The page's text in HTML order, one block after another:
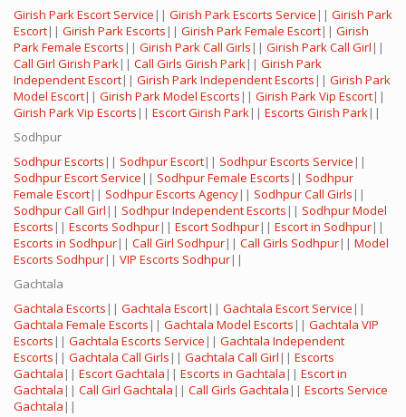
Girish Park Escort Service || Girish Park Escorts Service || Girish Park
Escort|| Girish Park Escorts || Girish Park Female Escort|| Girish
Park Female Escorts || Girish Park Call Girls || Girish Park Call Girl ||
Call Girl Girish Park|| Call Girls Girish Park|| Girish Park
Independent Escort|| Girish Park Independent Escorts || Girish Park
Model Escort|| Girish Park Model Escorts || Girish Park Vip Escort||
Girish Park Vip Escorts || Escort Girish Park|| Escorts Girish Park||
Sodhpur
Sodhpur Escorts || Sodhpur Escort|| Sodhpur Escorts Service ||
Sodhpur Escort Service || Sodhpur Female Escorts || Sodhpur
Female Escort|| Sodhpur Escorts Agency|| Sodhpur Call Girls ||
Sodhpur Call Girl || Sodhpur Independent Escorts || Sodhpur Model
Escorts || Escorts Sodhpur|| Escort Sodhpur|| Escort in Sodhpur||
Escorts in Sodhpur|| Call Girl Sodhpur|| Call Girls Sodhpur|| Model
Escorts Sodhpur|| VIP Escorts Sodhpur||
Gachtala
Gachtala Escorts || Gachtala Escort|| Gachtala Escort Service ||
Gachtala Female Escorts || Gachtala Model Escorts || Gachtala VIP
Escorts || Gachtala Escorts Service || Gachtala Independent
Escorts || Gachtala Call Girls || Gachtala Call Girl || Escorts
Gachtala || Escort Gachtala || Escorts in Gachtala || Escort in
Gachtala || Call Girl Gachtala || Call Girls Gachtala || Escorts Service
Gachtala ||